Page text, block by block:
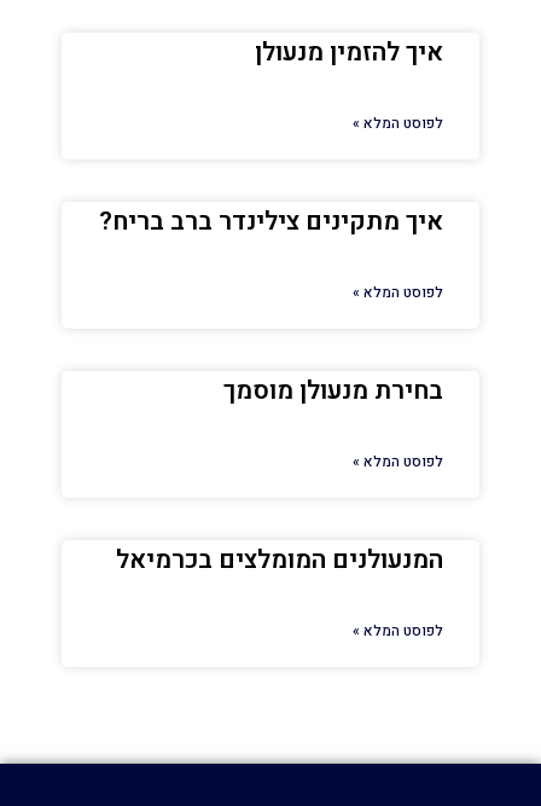
איך להזמין מנעולן
לפוסט המלא »
איך מתקינים צילינדר ברב בריח?
לפוסט המלא »
בחירת מנעולן מוסמך
לפוסט המלא »
המנעולנים המומלצים בכרמיאל
לפוסט המלא »